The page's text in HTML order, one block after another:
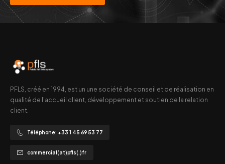
PFLS, créé en 1994, est un une société de conseil et de réalisation en
qualité de l’accueil client, développement et soutien de la relation
client.
Téléphone: +33 1 45 69 53 77
commercial(at)pfls(.)fr